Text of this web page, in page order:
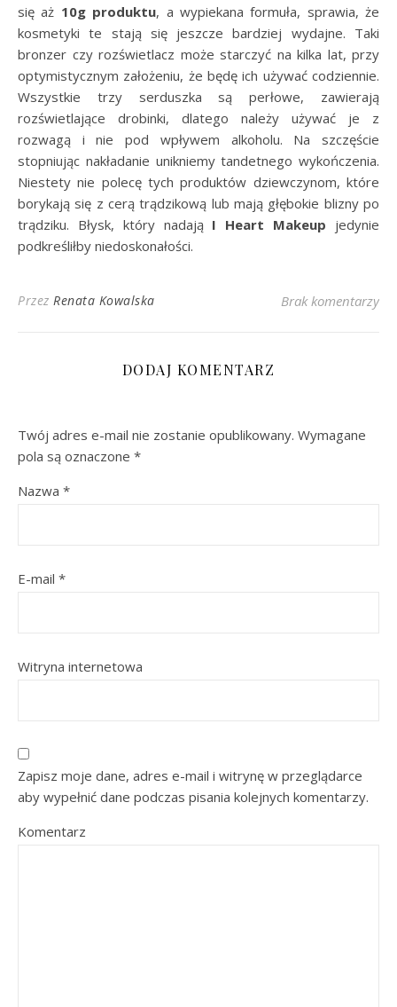
się aż 10g produktu, a wypiekana formuła, sprawia, że
kosmetyki te stają się jeszcze bardziej wydajne. Taki
bronzer czy rozświetlacz może starczyć na kilka lat, przy
optymistycznym założeniu, że będę ich używać codziennie.
Wszystkie trzy serduszka są perłowe, zawierają
rozświetlające drobinki, dlatego należy używać je z
rozwagą i nie pod wpływem alkoholu. Na szczęście
stopniując nakładanie unikniemy tandetnego wykończenia.
Niestety nie polecę tych produktów dziewczynom, które
borykają się z cerą trądzikową lub mają głębokie blizny po
trądziku. Błysk, który nadają I Heart Makeup jedynie
podkreśliłby niedoskonałości.
Przez Renata Kowalska Brak komentarzy
DODAJ KOMENTARZ
Twój adres e-mail nie zostanie opublikowany. Wymagane
pola są oznaczone *
Nazwa *
E-mail *
Witryna internetowa
Zapisz moje dane, adres e-mail i witrynę w przeglądarce
aby wypełnić dane podczas pisania kolejnych komentarzy.
Komentarz